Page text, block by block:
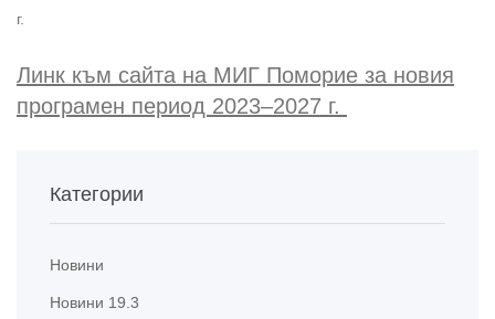
г.
Линк към сайта на МИГ Поморие за новия
програмен период 2023–2027 г.
Категории
Новини
Новини 19.3